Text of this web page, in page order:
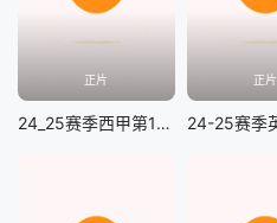
正片
24_25赛季西甲第14轮 莱加内斯vs皇家马德里
正片